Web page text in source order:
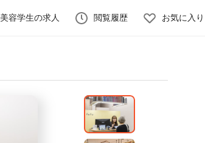
美容学生の求人 閲覧履歴 お気に入り